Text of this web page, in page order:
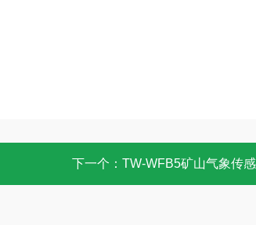
下一个： TW-WFB5矿山气象传